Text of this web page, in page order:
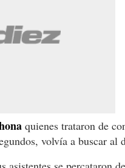
quienes trataron de
volvía a buscar al